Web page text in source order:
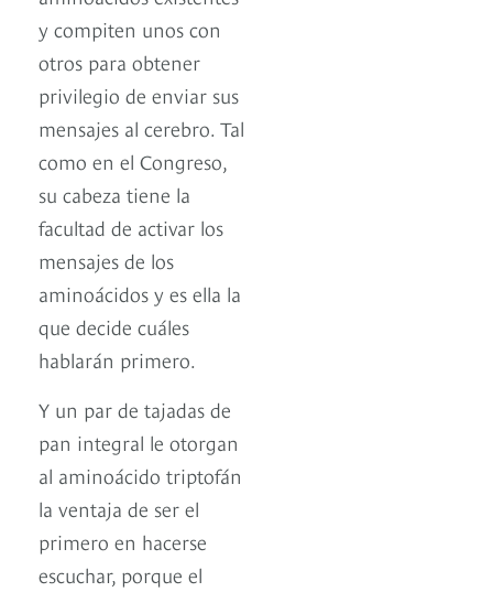
y compiten unos con
otros para obtener
privilegio de enviar sus
mensajes al cerebro. Tal
como en el Congreso,
su cabeza tiene la
facultad de activar los
mensajes de los
aminoácidos y es ella la
que decide cuáles
hablarán primero.
Y un par de tajadas de
pan integral le otorgan
al aminoácido triptofán
la ventaja de ser el
primero en hacerse
escuchar, porque el